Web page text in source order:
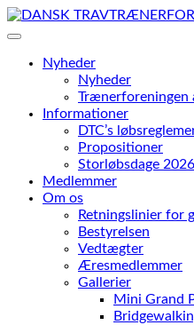
Skip
to
Nyheder
Nyheder
Trænerforeningen
Informationer
DTC’s
Propositioner
Storløbsdage 2026
Medlemmer
Om os
Retningslinier for
Bestyrelsen
Vedtægter
Æresmedlemmer
Gallerier
Mini Grand